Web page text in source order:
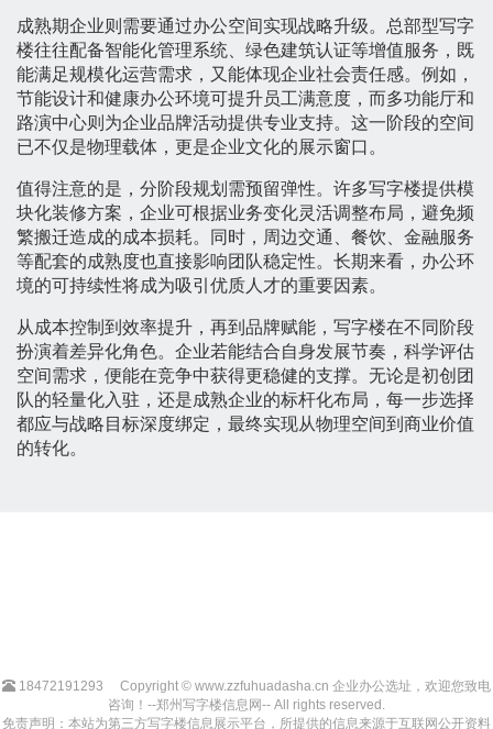
成熟期企业则需要通过办公空间实现战略升级。总部型写字
楼往往配备智能化管理系统、绿色建筑认证等增值服务，既
能满足规模化运营需求，又能体现企业社会责任感。例如，
节能设计和健康办公环境可提升员工满意度，而多功能厅和
路演中心则为企业品牌活动提供专业支持。这一阶段的空间
已不仅是物理载体，更是企业文化的展示窗口。
值得注意的是，分阶段规划需预留弹性。许多写字楼提供模
块化装修方案，企业可根据业务变化灵活调整布局，避免频
繁搬迁造成的成本损耗。同时，周边交通、餐饮、金融服务
等配套的成熟度也直接影响团队稳定性。长期来看，办公环
境的可持续性将成为吸引优质人才的重要因素。
从成本控制到效率提升，再到品牌赋能，写字楼在不同阶段
扮演着差异化角色。企业若能结合自身发展节奏，科学评估
空间需求，便能在竞争中获得更稳健的支撑。无论是初创团
队的轻量化入驻，还是成熟企业的标杆化布局，每一步选择
都应与战略目标深度绑定，最终实现从物理空间到商业价值
的转化。
18472191293
Copyright © www.zzfuhuadasha.cn 企业办公选址，欢迎您致电
咨询！--郑州写字楼信息网-- All rights reserved.
免责声明：本站为第三方写字楼信息展示平台，所提供的信息来源于互联网公开资料